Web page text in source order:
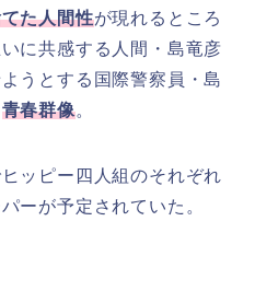
た人間性が現れるところ
に共感する人間・島竜彦
うとする国際警察員・島
青春群像。
ッピー四人組のそれぞれ
ーが予定されていた。